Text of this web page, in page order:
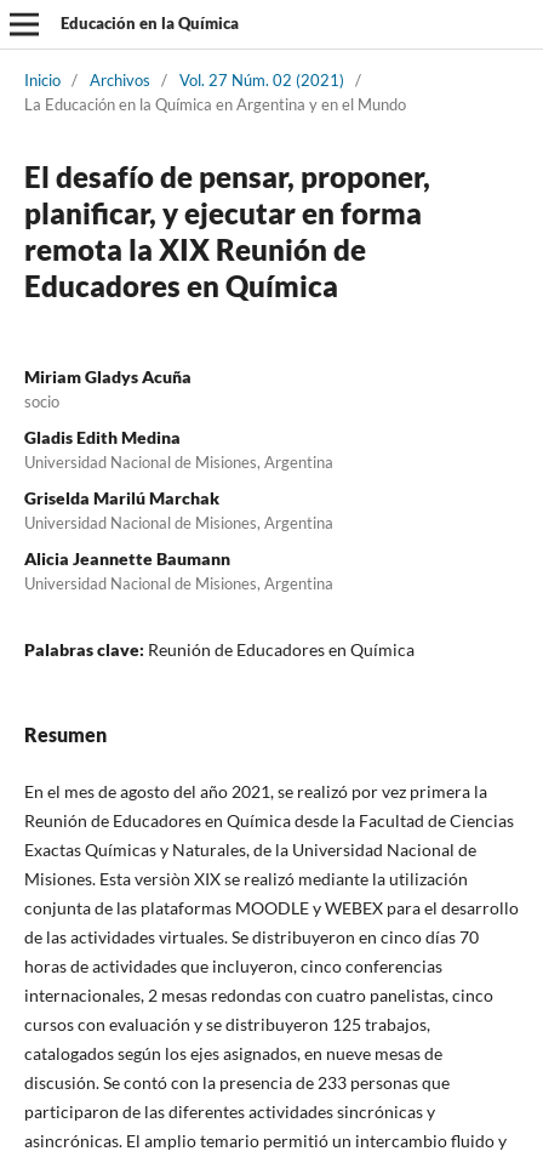
Educación en la Química
Inicio / Archivos / Vol. 27 Núm. 02 (2021)
/
La Educación en la Química en Argentina y en el Mundo
El desafío de pensar, proponer,
planificar, y ejecutar en forma
remota la XIX Reunión de
Educadores en Química
Miriam Gladys Acuña
socio
Gladis Edith Medina
Universidad Nacional de Misiones, Argentina
Griselda Marilú Marchak
Universidad Nacional de Misiones, Argentina
Alicia Jeannette Baumann
Universidad Nacional de Misiones, Argentina
Palabras clave: Reunión de Educadores en Química
Resumen
En el mes de agosto del año 2021, se realizó por vez primera la
Reunión de Educadores en Química desde la Facultad de Ciencias
Exactas Químicas y Naturales, de la Universidad Nacional de
Misiones. Esta versiòn XIX se realizó mediante la utilización
conjunta de las plataformas MOODLE y WEBEX para el desarrollo
de las actividades virtuales. Se distribuyeron en cinco días 70
horas de actividades que incluyeron, cinco conferencias
internacionales, 2 mesas redondas con cuatro panelistas, cinco
cursos con evaluación y se distribuyeron 125 trabajos,
catalogados según los ejes asignados, en nueve mesas de
discusión. Se contó con la presencia de 233 personas que
participaron de las diferentes actividades sincrónicas y
asincrónicas. El amplio temario permitió un intercambio fluido y